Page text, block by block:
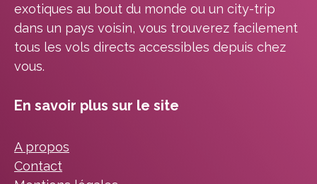
exotiques au bout du monde ou un city-trip
dans un pays voisin, vous trouverez facilement
tous les vols directs accessibles depuis chez
vous.
En savoir plus sur le site
A propos
Contact